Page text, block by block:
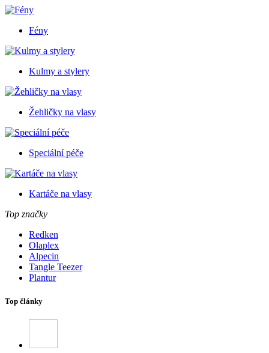
Fény
Kulmy a stylery
Žehličky na vlasy
Speciální péče
Kartáče na vlasy
Top značky
Redken
Olaplex
Alpecin
Tangle Teezer
Plantur
Top články